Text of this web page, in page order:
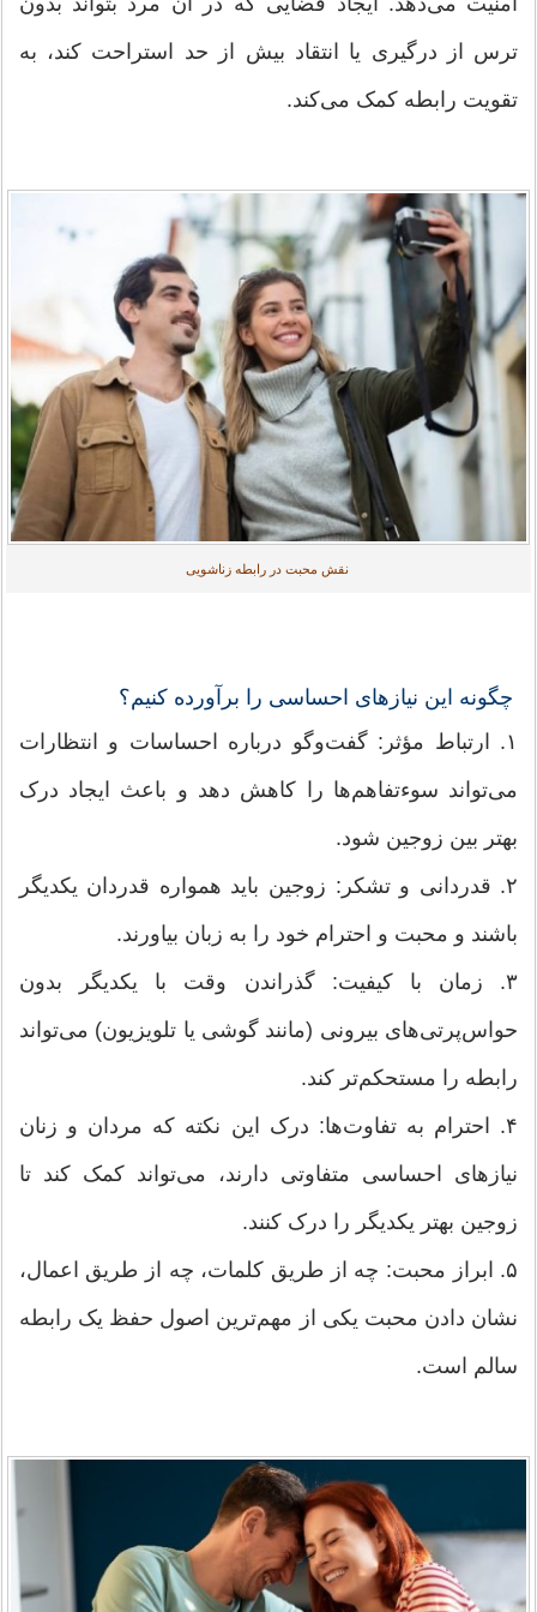
ترس از درگیری یا انتقاد بیش از حد استراحت کند، به
تقویت رابطه کمک می‌کند.
نقش محبت در رابطه زناشویی
چگونه این نیازهای احساسی را برآورده کنیم؟
۱. ارتباط مؤثر: گفت‌وگو درباره احساسات و انتظارات
می‌تواند سوءتفاهم‌ها را کاهش دهد و باعث ایجاد درک
بهتر بین زوجین شود.
۲. قدردانی و تشکر: زوجین باید همواره قدردان یکدیگر
باشند و محبت و احترام خود را به زبان بیاورند.
۳. زمان با کیفیت: گذراندن وقت با یکدیگر بدون
حواس‌پرتی‌های بیرونی (مانند گوشی یا تلویزیون) می‌تواند
رابطه را مستحکم‌تر کند.
۴. احترام به تفاوت‌ها: درک این نکته که مردان و زنان
نیازهای احساسی متفاوتی دارند، می‌تواند کمک کند تا
زوجین بهتر یکدیگر را درک کنند.
۵. ابراز محبت: چه از طریق کلمات، چه از طریق اعمال،
نشان دادن محبت یکی از مهم‌ترین اصول حفظ یک رابطه
سالم است.